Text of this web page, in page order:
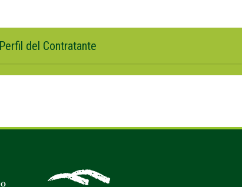
Perfil del Contratante